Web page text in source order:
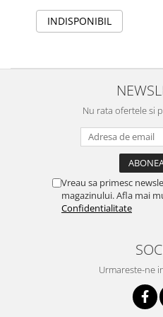
INDISPONIBIL
Nu rata ofertele si
Vreau sa primesc
magazinului. Afla mai
Confidentialitate
Urmareste-ne